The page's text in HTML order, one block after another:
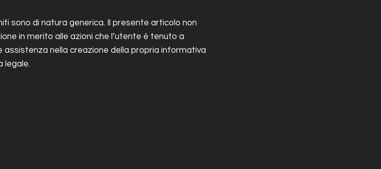
sono di natura generica. Il presente articolo non
in merito alle azioni che l’utente è tenuto a
nella creazione della propria informativa
legale.